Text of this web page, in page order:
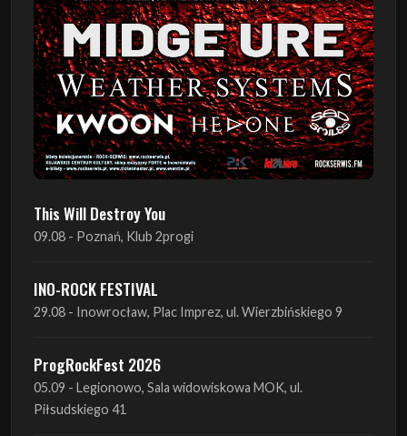
This Will Destroy You
09.08 - Poznań, Klub 2progi
INO-ROCK FESTIVAL
29.08 - Inowrocław, Plac Imprez, ul. Wierzbińskiego 9
ProgRockFest 2026
05.09 - Legionowo, Sala widowiskowa MOK, ul.
Piłsudskiego 41